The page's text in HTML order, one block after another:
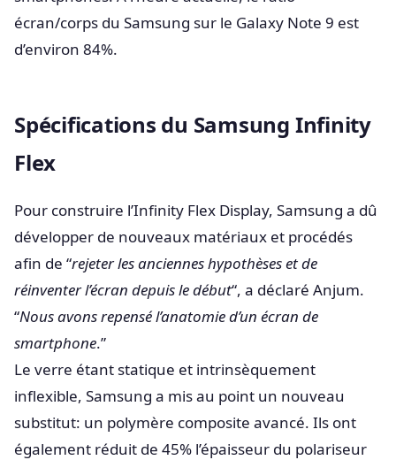
écran/corps du Samsung sur le Galaxy Note 9 est
d’environ 84%.
Spécifications du Samsung Infinity
Flex
Pour construire l’Infinity Flex Display, Samsung a dû
développer de nouveaux matériaux et procédés
afin de “rejeter les anciennes hypothèses et de
réinventer l’écran depuis le début“, a déclaré Anjum.
“Nous avons repensé l’anatomie d’un écran de
smartphone.”
Le verre étant statique et intrinsèquement
inflexible, Samsung a mis au point un nouveau
substitut: un polymère composite avancé. Ils ont
également réduit de 45% l’épaisseur du polariseur